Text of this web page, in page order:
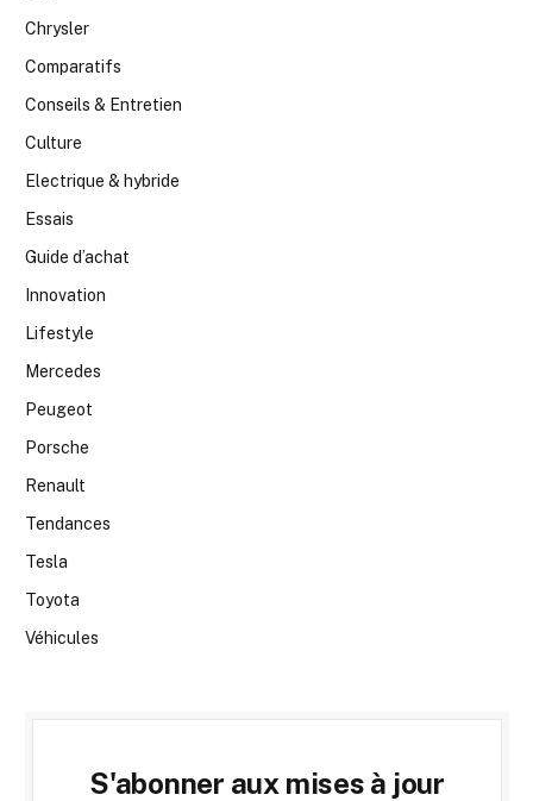
Chrysler
Comparatifs
Conseils & Entretien
Culture
Electrique & hybride
Essais
Guide d’achat
Innovation
Lifestyle
Mercedes
Peugeot
Porsche
Renault
Tendances
Tesla
Toyota
Véhicules
S'abonner aux mises à jour